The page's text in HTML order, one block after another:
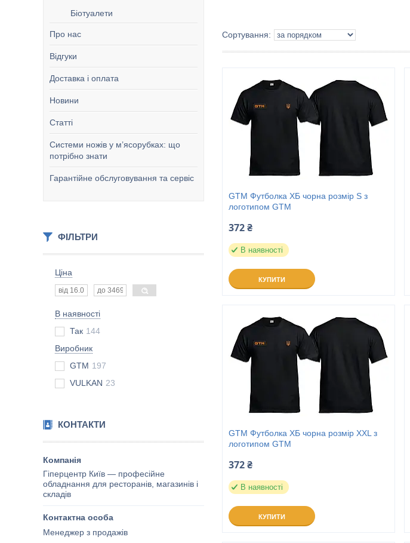
Біотуалети
Про нас
Відгуки
Доставка і оплата
Новини
Статті
Системи ножів у м’ясорубках: що
потрібно знати
Гарантійне обслуговування та сервіс
ФІЛЬТРИ
Ціна
В наявності
Так 144
Виробник
GTM 197
VULKAN 23
КОНТАКТИ
Гіперцентр Київ — професійне
обладнання для ресторанів, магазинів і
складів
Менеджер з продажів
GTM Футболка ХБ чорна розмір S з
логотипом GTM
372 ₴
В наявності
КУПИТИ
GTM Футболка ХБ чорна розмір XXL з
логотипом GTM
372 ₴
В наявності
КУПИТИ